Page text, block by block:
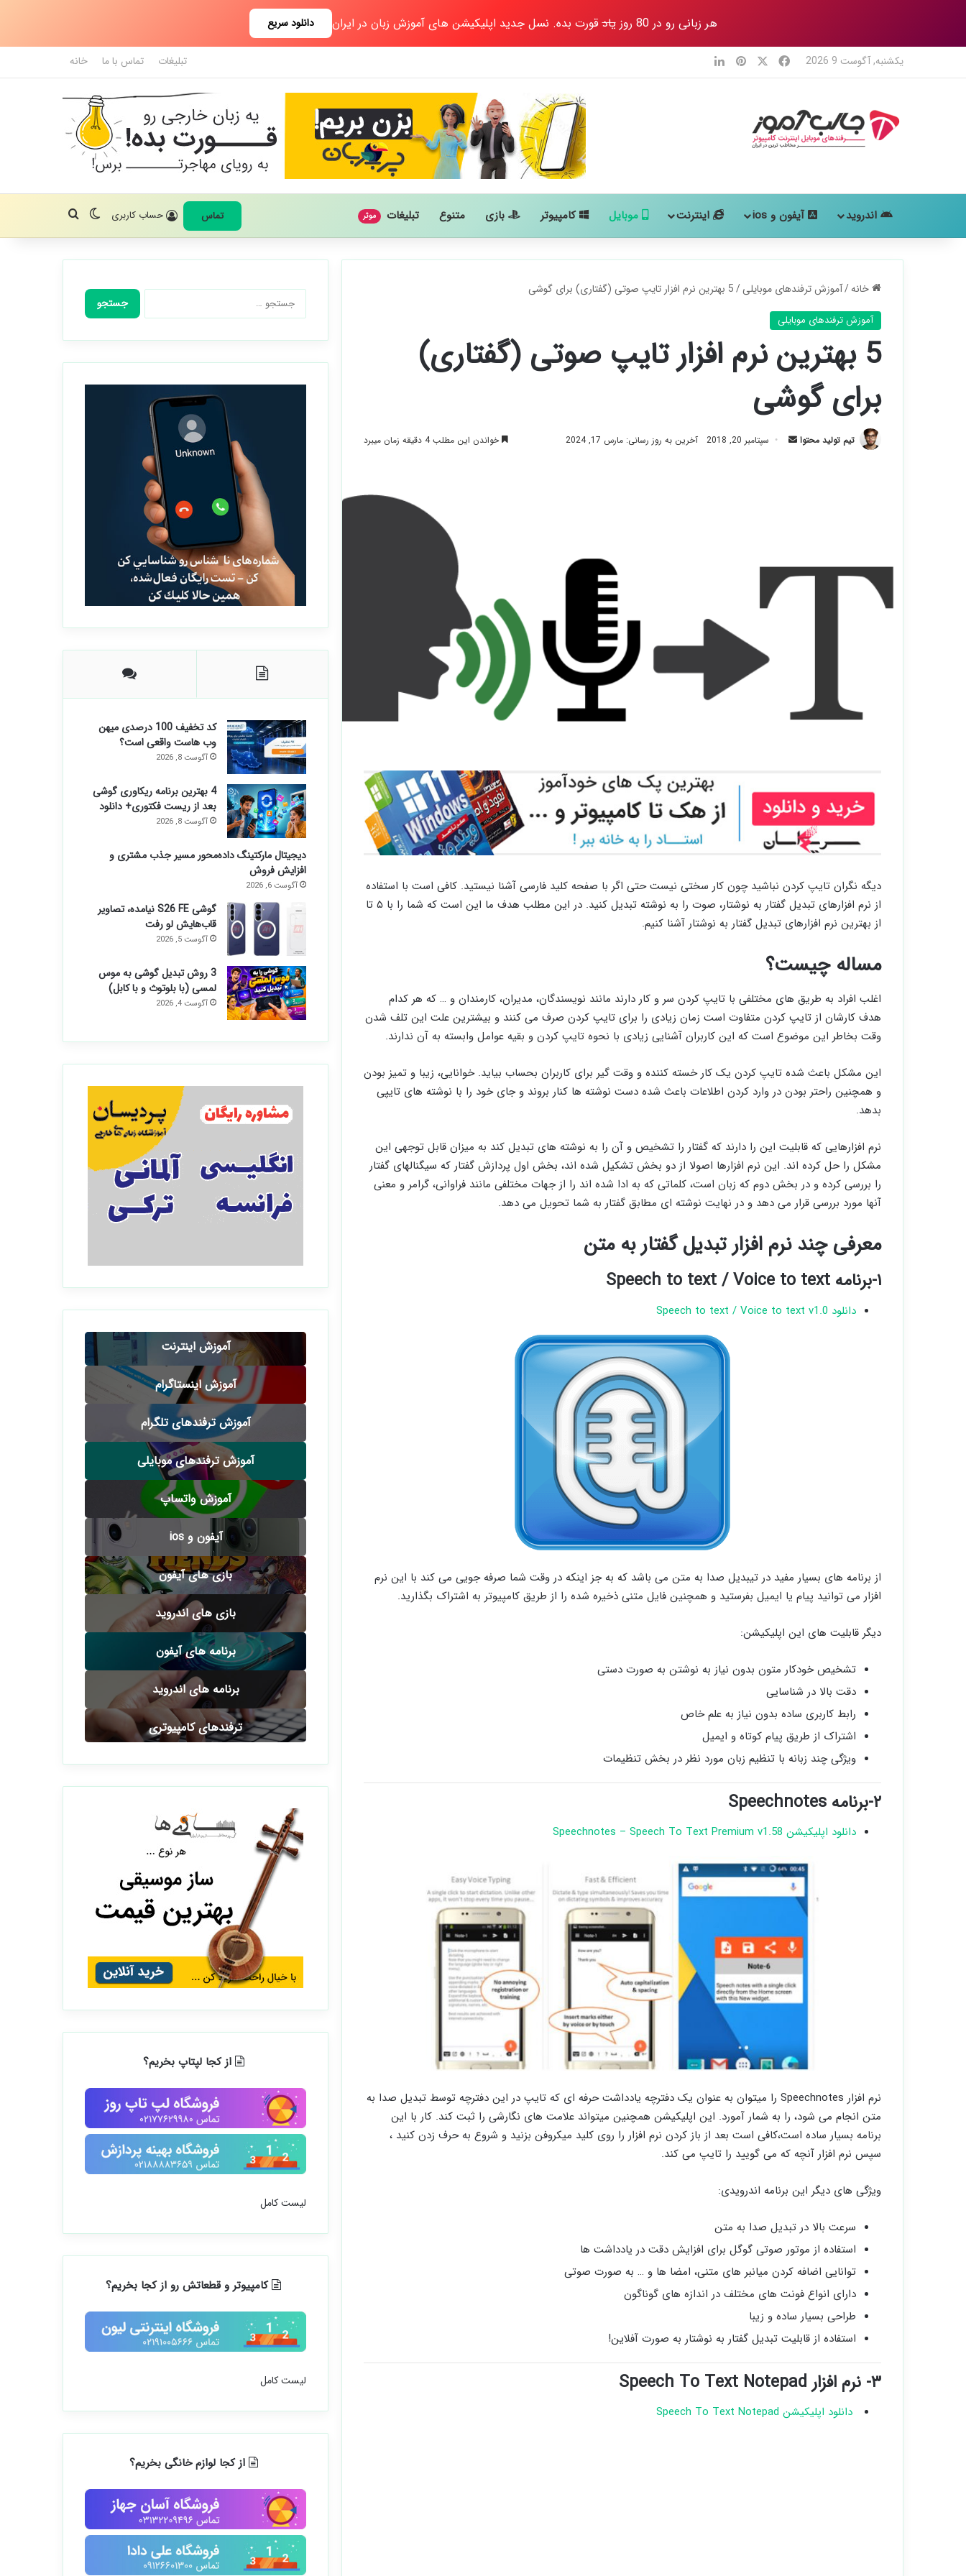
هر زبانی رو در 80 روز یادقورت بده. نسل جدید اپلیکیشن های آموزش زبان در ایران دانلود سریع
یکشنبه, آگوست 9 2026 فیس بوک‫پین‌ترست
لینکدین تبلیغات تماس با ما خانه
اندروید آیفون و ios اینترنت موبایل کامپیوتر بازی متنوع تبلیغات موثر تماس حساب کاربری تغییر پوسته
جستجو برای
خانه/آموزش ترفندهای موبایلی/5 بهترین نرم افزار تایپ صوتی (گفتاری) برای گوشی
آموزش ترفندهای موبایلی
5 بهترین نرم افزار تایپ صوتی (گفتاری)
برای گوشی
تیم تولید محتوا
ارسال سپتامبر 20, 2018 آخرین به روز رسانی: مارس 17, 2024 خواندن این مطلب 4 دقیقه زمان میبرد
دیگه نگران تایپ کردن نباشید چون کار سختی نیست حتی اگر با صفحه کلید فارسی آشنا نیستید. کافی است با استفاده
از نرم افزارهای تبدیل گفتار به نوشتار، صوت را به نوشته تبدیل کنید. در این مطلب هدف ما این است که شما را با ۵ تا
از بهترین نرم افزارهای تبدیل گفتار به نوشتار آشنا کنیم.
مساله چیست؟
اغلب افراد به طریق های مختلفی با تایپ کردن سر و کار دارند مانند نویسندگان، مدیران، کارمندان و … که هر کدام
هدف کارشان از تایپ کردن متفاوت است زمان زیادی را برای تایپ کردن صرف می کنند و بیشترین علت این تلف شدن
وقت بخاطر این موضوع است که این کاربران آشنایی زیادی با نحوه تایپ کردن و بقیه عوامل وابسته به آن ندارند.
این مشکل باعث شده تایپ کردن یک کار خسته کننده و وقت گیر برای کاربران بحساب بیاید. خوانایی، زیبا و تمیز بودن
و همچنین راحتر بودن در وارد کردن اطلاعات باعث شده دست نوشته ها کنار بروند و جای خود را با نوشته های تایپی
بدهد.
نرم افزارهایی که قابلیت این را دارند که گفتار را تشخیص و آن را به نوشته های تبدیل کند به میزان قابل توجهی این
مشکل را حل کرده اند. این نرم افزارها اصولا از دو بخش تشکیل شده اند، بخش اول پردازش گفتار که سیگنالهای گفتار
را بررسی کرده و در بخش دوم که زبان است، کلماتی که به ادا شده اند را از جهات مختلفی مانند فراوانی، گرامر و معنی
آنها مورد بررسی قرار می دهد و در نهایت نوشته ای مطابق گفتار به شما تحویل می دهد.
معرفی چند نرم افزار تبدیل گفتار به متن
۱-برنامه Speech to text / Voice to text
دانلود Speech to text / Voice to text v1.0
از برنامه های بسیار مفید در تیبدیل صدا به متن می باشد که به جز اینکه در وقت شما صرفه جویی می کند با این نرم
افزار می توانید پیام یا ایمیل بفرستید و همچنین فایل متنی ذخیره شده را از طریق کامپیوتر به اشتراک بگذارید.
دیگر قابلیت های این اپلیکیشن:
تشخیص خودکار متون بدون نیاز به نوشتن به صورت دستی
دقت بالا در شناسایی
رابط کاربری ساده بدون نیاز به علم خاص
اشتراک از طریق پیام کوتاه و ایمیل
ویژگی چند زبانه با تنظیم زبان مورد نظر در بخش تنظیمات
۲-برنامه Speechnotes
دانلود اپلیکیشن Speechnotes – Speech To Text Premium v1.58
نرم افزار Speechnotes را میتوان به عنوان یک دفترچه یادداشت حرفه ای که تایپ در این دفترچه توسط تبدیل صدا به
متن انجام می شود، را به شمار آمورد. این اپلیکیشن همچنین میتواند علامت های نگارشی را ثبت کند. کار با این
برنامه بسیار ساده است،کافی است بعد از باز کردن نرم افزار را روی کلید میکروفن بزنید و شروع به حرف زدن کنید ،
سپس نرم افزار آنچه که می گویید را تایپ می کند.
ویژگی های دیگر این برنامه اندرویدی:
سرعت بالا در تبدیل صدا به متن
استفاده از موتور صوتی گوگل برای افزایش دقت در یادداشت ها
توانایی اضافه کردن میانبر های متنی، امضا ها و … به صورت صوتی
دارای انواع فونت های مختلف در اندازه های گوناگون
طراحی بسیار ساده و زیبا
استفاده از قابلیت تبدیل گفتار به نوشتار به صورت آفلاین!
۳- نرم افزار Speech To Text Notepad
دانلود اپلیکیشن Speech To Text Notepad
جستجو
برای:
کد تخفیف 100 درصدی میهن
وب هاست واقعی است؟
آگوست 8, 2026
4 بهترین برنامه ریکاوری گوشی
بعد از ریست فکتوری+ دانلود
آگوست 8, 2026
دیجیتال مارکتینگ داده‌محور مسیر جذب مشتری و
افزایش فروش
آگوست 6, 2026
گوشی S26 FE نیامده، تصاویر
قاب‌هایش لو رفت
آگوست 5, 2026
3 روش تبدیل گوشی به موس
لمسی (با بلوتوث و با کابل)
آگوست 4, 2026
آموزش اینترنت
آموزش اینستاگرام
آموزش ترفندهای تلگرام
آموزش ترفندهای موبایلی
آموزش واتساپ
آیفون و ios
بازی های آیفون
بازی های اندروید
برنامه های آیفون
برنامه های اندروید
ترفندهای کامپیوتری
از کجا لپتاپ بخریم؟
لیست کامل
کامپیوتر و قطعاتش رو از کجا بخریم؟
لیست کامل
از کجا لوازم خانگی بخریم؟